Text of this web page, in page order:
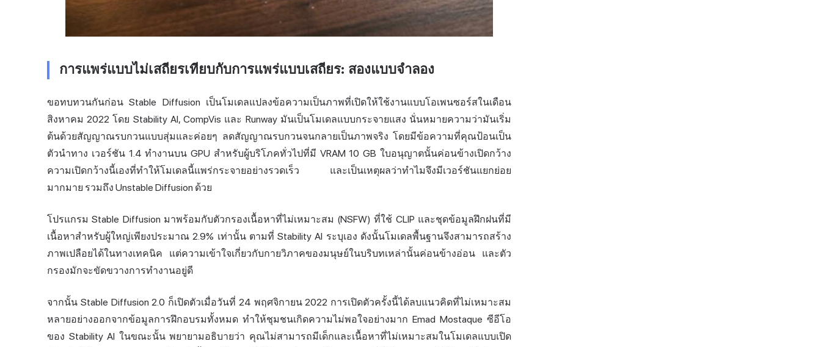
การแพร่แบบไม่เสถียรเทียบกับการแพร่แบบเสถียร: สองแบบจำลอง
ขอทบทวนกันก่อน Stable Diffusion เป็นโมเดลแปลงข้อความเป็นภาพที่เปิดให้ใช้งานแบบโอเพนซอร์สในเดือน
สิงหาคม 2022 โดย Stability AI, CompVis และ Runwayมันเป็นโมเดลแบบกระจายแสง นั่นหมายความว่ามันเริ่ม
ต้นด้วยสัญญาณรบกวนแบบสุ่มและค่อยๆ ลดสัญญาณรบกวนจนกลายเป็นภาพจริง โดยมีข้อความที่คุณป้อนเป็น
ตัวนำทาง เวอร์ชัน 1.4 ทำงานบน GPU สำหรับผู้บริโภคทั่วไปที่มี VRAM 10 GB ใบอนุญาตนั้นค่อนข้างเปิดกว้าง
ความเปิดกว้างนี้เองที่ทำให้โมเดลนี้แพร่กระจายอย่างรวดเร็ว และเป็นเหตุผลว่าทำไมจึงมีเวอร์ชันแยกย่อย
มากมาย รวมถึง Unstable Diffusion ด้วย
โปรแกรม Stable Diffusion มาพร้อมกับตัวกรองเนื้อหาที่ไม่เหมาะสม (NSFW) ที่ใช้ CLIP และชุดข้อมูลฝึกฝนที่มี
เนื้อหาสำหรับผู้ใหญ่เพียงประมาณ 2.9% เท่านั้น ตามที่ Stability AI ระบุเอง ดังนั้นโมเดลพื้นฐานจึงสามารถสร้าง
ภาพเปลือยได้ในทางเทคนิค แต่ความเข้าใจเกี่ยวกับกายวิภาคของมนุษย์ในบริบทเหล่านั้นค่อนข้างอ่อน และตัว
กรองมักจะขัดขวางการทำงานอยู่ดี
จากนั้น Stable Diffusion 2.0 ก็เปิดตัวเมื่อวันที่ 24 พฤศจิกายน 2022 การเปิดตัวครั้งนี้ได้ลบแนวคิดที่ไม่เหมาะสม
หลายอย่างออกจากข้อมูลการฝึกอบรมทั้งหมด ทำให้ชุมชนเกิดความไม่พอใจอย่างมาก Emad Mostaque ซีอีโอ
ของ Stability AI ในขณะนั้น พยายามอธิบายว่า คุณไม่สามารถมีเด็กและเนื้อหาที่ไม่เหมาะสมในโมเดลแบบเปิด